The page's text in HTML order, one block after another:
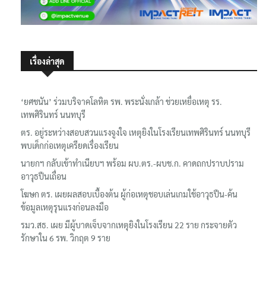
เรื่องล่าสุด
‘ยศชนัน’ ร่วมบริจาคโลหิต รพ. พระนั่งเกล้า ช่วยเหยื่อเหตุ รร.
เทพศิรินทร์ นนทบุรี
ตร. อยู่ระหว่างสอบสวนแรงจูงใจ เหตุยิงในโรงเรียนเทพศิรินทร์ นนทบุรี
พบเด็กก่อเหตุเครียดเรื่องเรียน
นายกฯ กลับเข้าทำเนียบฯ พร้อม ผบ.ตร.-ผบช.ก. คาดถกปราบปราม
อาวุธปืนเถื่อน
โฆษก ตร. เผยผลสอบเบื้องต้น ผู้ก่อเหตุชอบเล่นเกมใช้อาวุธปืน-ค้น
ข้อมูลเหตุรุนแรงก่อนลงมือ
รมว.สธ. เผย มีผู้บาดเจ็บจากเหตุยิงในโรงเรียน 22 ราย กระจายตัว
รักษาใน 6 รพ. วิกฤต 9 ราย